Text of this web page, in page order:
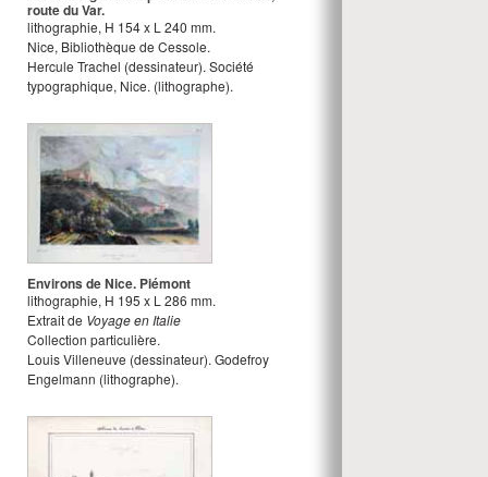
route du Var.
lithographie, H 154x L 240 mm.
Nice, Bibliothèque de Cessole.
Hercule Trachel (dessinateur). Société
typographique, Nice. (lithographe).
Environs de Nice. Piémont
lithographie, H 195 x L 286 mm.
Extrait de Voyage en Italie
Collection particulière.
Louis Villeneuve (dessinateur). Godefroy
Engelmann (lithographe).